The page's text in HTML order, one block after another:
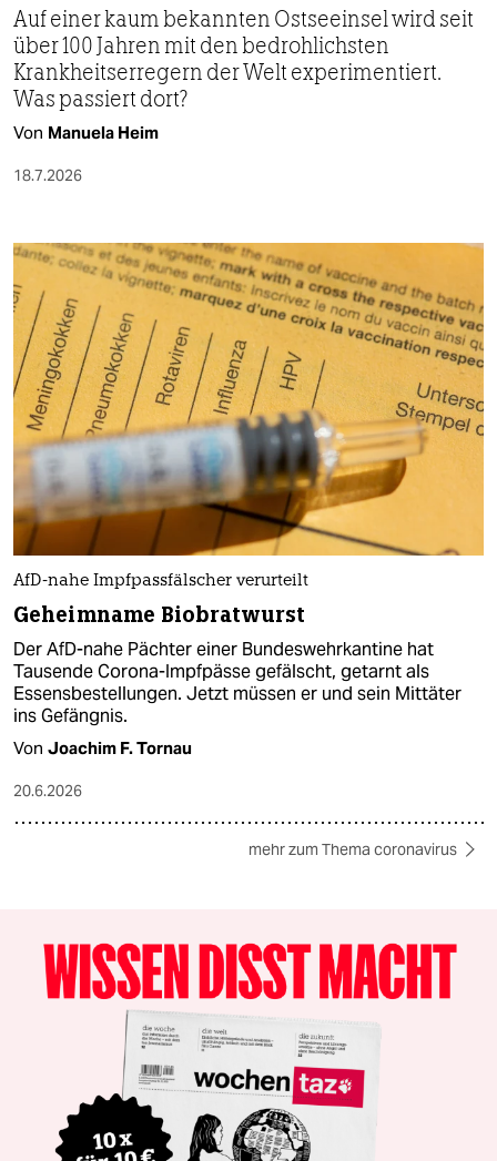
Auf einer kaum bekannten Ostseeinsel wird seit
über 100 Jahren mit den bedrohlichsten
Krankheitserregern der Welt experimentiert.
Was passiert dort?
Von Manuela Heim
18.7.2026
AfD-nahe Impfpassfälscher verurteilt
Geheimname Biobratwurst
Der AfD-nahe Pächter einer Bundeswehrkantine hat
Tausende Corona-Impfpässe gefälscht, getarnt als
Essensbestellungen. Jetzt müssen er und sein Mittäter
ins Gefängnis.
Von Joachim F. Tornau
20.6.2026
mehr zum Thema coronavirus